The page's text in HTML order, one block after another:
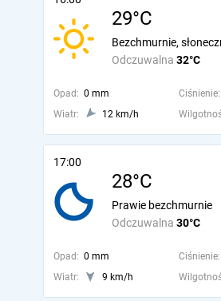
29°C
Odczuwalna 32°C
Bezchmurnie,
Opad: 0 mm Ciśnienie:
Wiatr:
12 km/h
17:00
28°C
Odczuwalna 30°C
Prawie bezchmurnie
Opad: 0 mm Ciśnienie:
Wiatr:
9 km/h